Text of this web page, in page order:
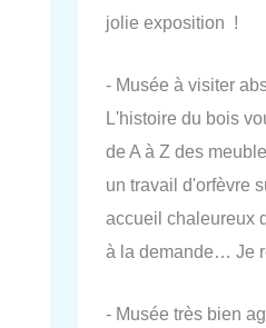
jolie exposition !
- Musée à visiter
L'histoire du bois
de A à Z des
un travail d'orfèvre
accueil chaleureux
à la demande… Je
- Musée très bien